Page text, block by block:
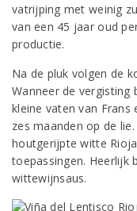
vatrijping met weinig
van een 45 jaar oud
productie.
Na de pluk volgen de
Wanneer de vergisting
kleine vaten van Frans
zes maanden op de
houtgerijpte witte
toepassingen. Heerlijk
wittewijnsaus.